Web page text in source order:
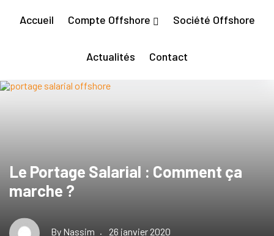
Accueil Compte Offshore Société Offshore
Actualités Contact
Le Portage Salarial : Comment ça
marche ?
By Nassim 26 janvier 2020